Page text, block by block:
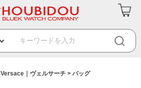
Versace｜ヴェルサーチ バッグ